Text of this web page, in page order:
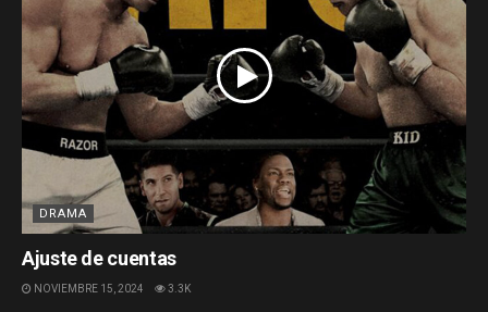
DRAMA
Ajuste de cuentas
NOVIEMBRE 15, 2024 3.3K